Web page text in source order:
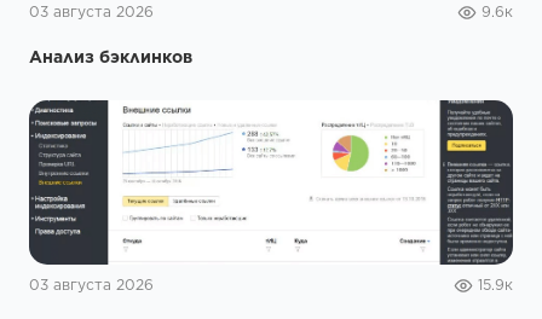
03 августа 2026 9.6к
Анализ бэклинков
03 августа 2026 15.9к